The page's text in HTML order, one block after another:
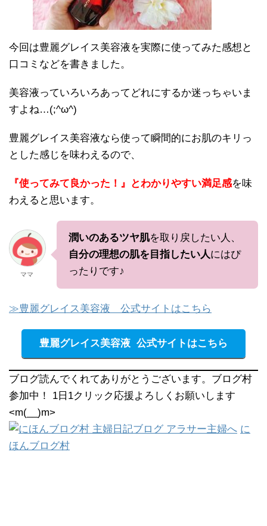
今回は豊麗グレイス美容液を実際に使ってみた感想と
口コミなどを書きました。
美容液っていろいろあってどれにするか迷っちゃいま
すよね…(;^ω^)
豊麗グレイス美容液なら使って瞬間的にお肌のキリっ
とした感じを味わえるので、
『使ってみて良かった！』とわかりやすい満足感を味
わえると思います。
ママ
潤いのあるツヤ肌を取り戻したい人、
自分の理想の肌を目指したい人にはぴ
ったりです♪
≫豊麗グレイス美容液 公式サイトはこちら
豊麗グレイス美容液 公式サイトはこちら
ブログ読んでくれてありがとうございます。ブログ村
参加中！ 1日1クリック応援よろしくお願いします
<m(__)m>
に
ほんブログ村